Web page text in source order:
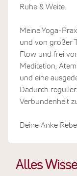
Alles
Ruhe & Weite.
Meine Yoga-
und von großer
Flow und frei
Meditation,
und eine
Dadurch
Verbundenheit
Deine Anke